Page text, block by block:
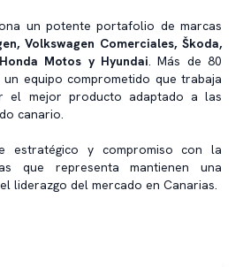
un potente portafolio de marcas
Volkswagen Comerciales, Škoda,
Motos y Hyundai. Más de 80
equipo comprometido que trabaja
el mejor producto adaptado a las
canario.
estratégico y compromiso con la
que representa mantienen una
liderazgo del mercado en Canarias.